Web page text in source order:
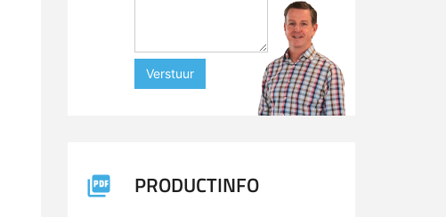
Verstuur
PRODUCTINFO